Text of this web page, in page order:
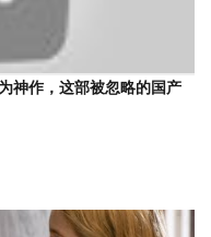
神作，这部被忽略的国产